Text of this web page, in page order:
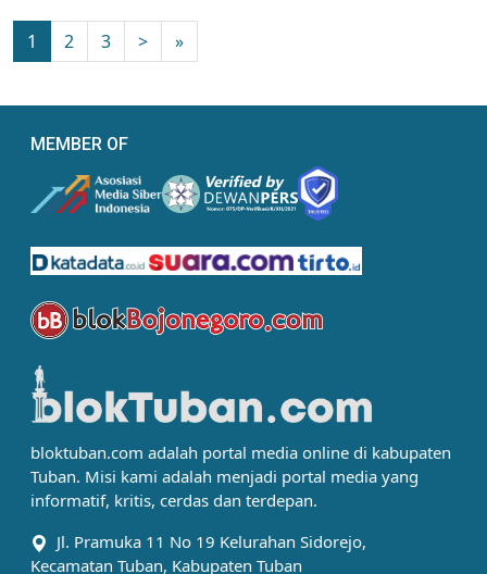
1 2 3 > »
MEMBER OF
bloktuban.com adalah portal media online di kabupaten
Tuban. Misi kami adalah menjadi portal media yang
informatif, kritis, cerdas dan terdepan.
Jl. Pramuka 11 No 19 Kelurahan Sidorejo,
Kecamatan Tuban, Kabupaten Tuban